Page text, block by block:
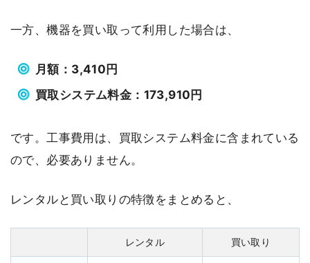
一方、機器を買い取って利用した場合は、
月額：3,410円
買取システム料金：173,910円
です。工事費用は、買取システム料金に含まれている
ので、必要ありません。
レンタルと買い取りの特徴をまとめると、
レンタル 買い取り